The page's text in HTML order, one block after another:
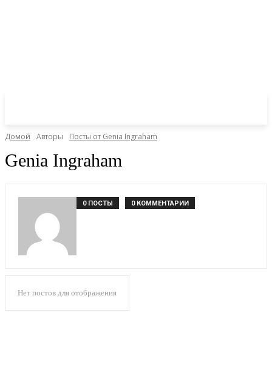
Домой Авторы Посты от Genia Ingraham
Genia Ingraham
0 ПОСТЫ 0 КОММЕНТАРИИ
Нет постов для отображения